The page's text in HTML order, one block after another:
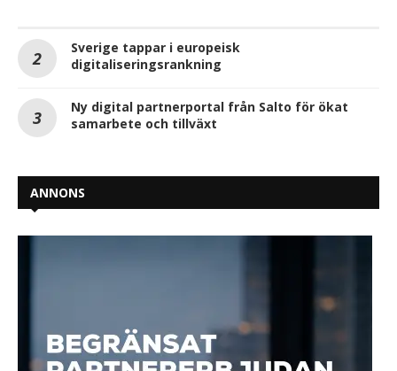
Sverige tappar i europeisk
digitaliseringsrankning
Ny digital partnerportal från Salto för ökat
samarbete och tillväxt
ANNONS